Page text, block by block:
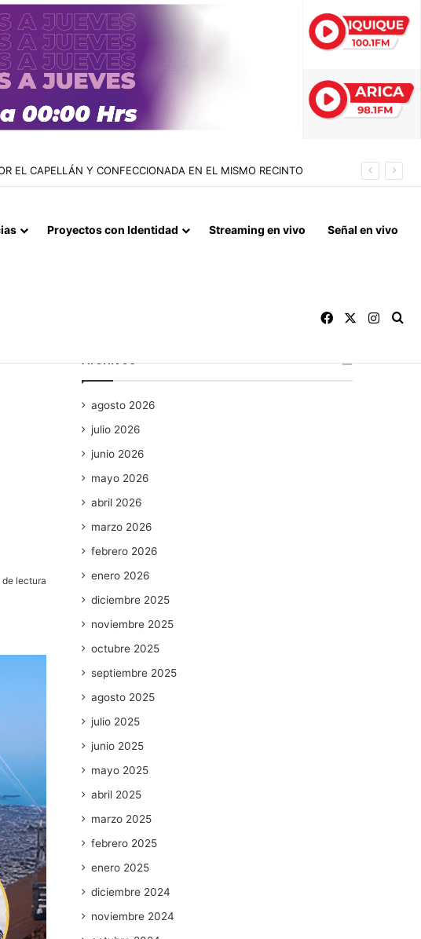
EL CAPELLÁN Y CONFECCIONADA EN EL MISMO RECINTO
Proyectos con Identidad Streaming en vivo Señal en vivo
Facebook
de lectura
Archivos
agosto 2026
julio 2026
junio 2026
mayo 2026
abril 2026
marzo 2026
febrero 2026
enero 2026
diciembre 2025
noviembre 2025
octubre 2025
septiembre 2025
agosto 2025
julio 2025
junio 2025
mayo 2025
abril 2025
marzo 2025
febrero 2025
enero 2025
diciembre 2024
noviembre 2024